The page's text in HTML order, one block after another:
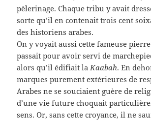
pèlerinage. Chaque tribu y avait
sorte qu’il en contenait trois cent
des historiens arabes.
On y voyait aussi cette fameuse
passait pour avoir servi de
alors qu’il édifiait laKaabah. En
marques purement extérieures de
Arabes ne se souciaient guère de
d’une vie future choquait
sens. Or, sans cette croyance, il ne